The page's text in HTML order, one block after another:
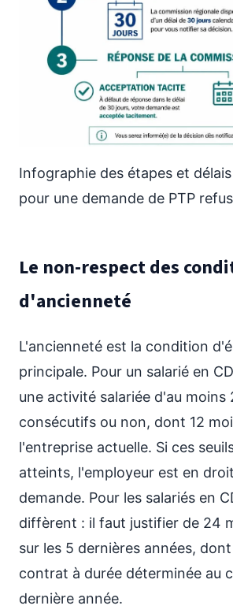
Infographie des étapes et
pour une demande de PTP
Le non-respect des
d'ancienneté
L'ancienneté est la condition
principale. Pour un salarié en
une activité salariée d'au moins
consécutifs ou non, dont 12
l'entreprise actuelle. Si ces
atteints, l'employeur est en
demande. Pour les salariés en
diffèrent : il faut justifier de 24
sur les 5 dernières années,
contrat à durée déterminée au
dernière année.